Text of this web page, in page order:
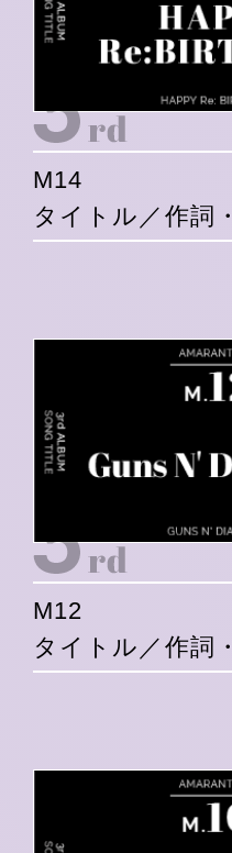
M14
タイトル／作詞
M12
タイトル／作詞